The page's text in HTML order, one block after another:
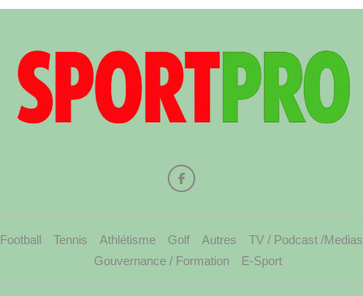
Football Tennis Athlétisme Golf Autres
TV / Podcast /Medias
Gouvernance / Formation
E-Sport